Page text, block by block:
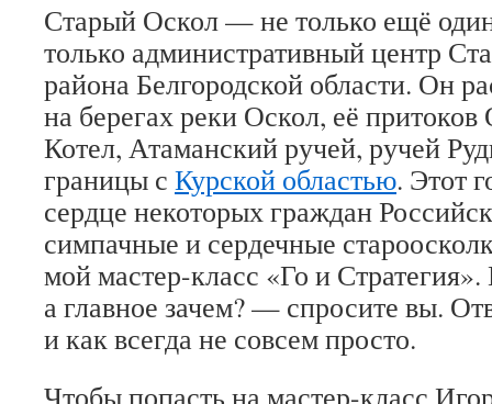
Старый Оскол — не только ещё
только административный центр
района Белгородской области. Он
на берегах реки Оскол, её
Котел, Атаманский ручей, ручей
границы с Курской областью. Этот
сердце некоторых граждан
симпачные и сердечные
мой мастер-класс «Го и
а главное зачем? — спросите вы.
и как всегда не совсем просто.
Чтобы попасть на мастер-класс